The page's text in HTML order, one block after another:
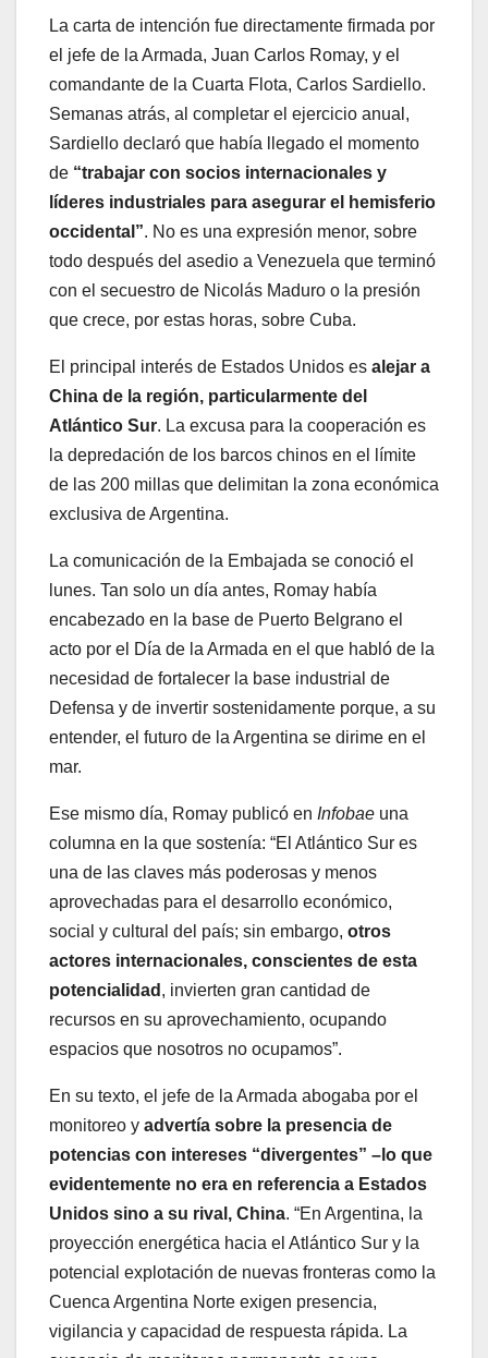
La carta de intención fue directamente firmada por
el jefe de la Armada, Juan Carlos Romay, y el
comandante de la Cuarta Flota, Carlos Sardiello.
Semanas atrás, al completar el ejercicio anual,
Sardiello declaró que había llegado el momento
de “trabajar con socios internacionales y
líderes industriales para asegurar el hemisferio
occidental”. No es una expresión menor, sobre
todo después del asedio a Venezuela que terminó
con el secuestro de Nicolás Maduro o la presión
que crece, por estas horas, sobre Cuba.
El principal interés de Estados Unidos es alejar a
China de la región, particularmente del
Atlántico Sur. La excusa para la cooperación es
la depredación de los barcos chinos en el límite
de las 200 millas que delimitan la zona económica
exclusiva de Argentina.
La comunicación de la Embajada se conoció el
lunes. Tan solo un día antes, Romay había
encabezado en la base de Puerto Belgrano el
acto por el Día de la Armada en el que habló de la
necesidad de fortalecer la base industrial de
Defensa y de invertir sostenidamente porque, a su
entender, el futuro de la Argentina se dirime en el
mar.
Ese mismo día, Romay publicó en Infobae una
columna en la que sostenía: “El Atlántico Sur es
una de las claves más poderosas y menos
aprovechadas para el desarrollo económico,
social y cultural del país; sin embargo, otros
actores internacionales, conscientes de esta
potencialidad , invierten gran cantidad de
recursos en su aprovechamiento, ocupando
espacios que nosotros no ocupamos”.
En su texto, el jefe de la Armada abogaba por el
monitoreo y advertía sobre la presencia de
potencias con intereses “divergentes” –lo que
evidentemente no era en referencia a Estados
Unidos sino a su rival, China. “En Argentina, la
proyección energética hacia el Atlántico Sur y la
potencial explotación de nuevas fronteras como la
Cuenca Argentina Norte exigen presencia,
vigilancia y capacidad de respuesta rápida. La